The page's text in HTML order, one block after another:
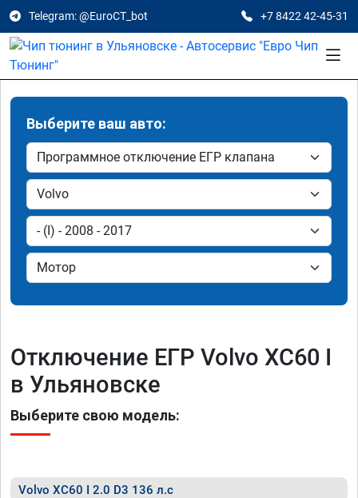
Telegram: @EuroCT_bot +7 8422 42-45-31
Выберите ваш авто:
Отключение ЕГР Volvo XC60 I
в Ульяновске
Выберите свою модель:
Volvo XC60 I 2.0 D3 136 л.с